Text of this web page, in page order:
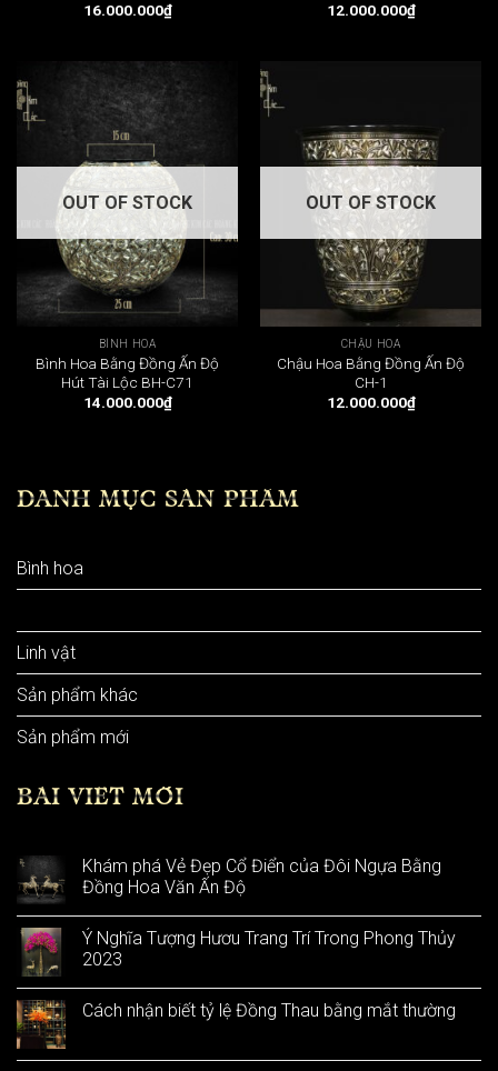
16.000.000₫
12.000.000₫
OUT OF STOCK
BÌNH HOA
Bình Hoa Bằng Đồng Ấn Độ
Hút Tài Lộc BH-C71
14.000.000₫
OUT OF STOCK
CHẬU HOA
Chậu Hoa Bằng Đồng Ấn Độ
CH-1
12.000.000₫
DANH MỤC SẢN PHẨM
Bình hoa
Linh vật
Sản phẩm khác
Sản phẩm mới
BÀI VIẾT MỚI
Khám phá Vẻ Đẹp Cổ Điển của Đôi Ngựa Bằng
Đồng Hoa Văn Ấn Độ
Ý Nghĩa Tượng Hươu Trang Trí Trong Phong Thủy
2023
Cách nhận biết tỷ lệ Đồng Thau bằng mắt thường